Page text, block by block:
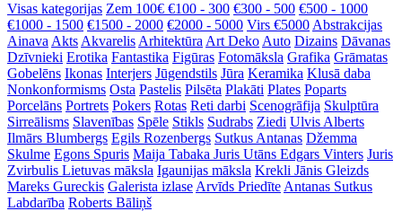
Visas kategorijas Zem 100€ €100 - 300 €300 - 500 €500 - 1000
€1000 - 1500 €1500 - 2000 €2000 - 5000 Virs €5000 Abstrakcijas
Ainava Akts Akvarelis Arhitektūra Art Deko Auto Dizains Dāvanas
Dzīvnieki Erotika Fantastika Figūras Fotomāksla Grafika Grāmatas
Gobelēns Ikonas Interjers Jūgendstils Jūra Keramika Klusā daba
Nonkonformisms Osta Pastelis Pilsēta Plakāti Plates Poparts
Porcelāns Portrets Pokers Rotas Reti darbi Scenogrāfija Skulptūra
Sirreālisms Slavenības Spēle Stikls Sudrabs Ziedi Ulvis Alberts
Ilmārs Blumbergs Egils Rozenbergs Sutkus Antanas Džemma
Skulme Egons Spuris Maija Tabaka Juris Utāns Edgars Vinters Juris
Zvirbulis Lietuvas māksla Igaunijas māksla Krekli Jānis Gleizds
Mareks Gureckis Galerista izlase Arvīds Priedīte Antanas Sutkus
Labdarība Roberts Bāliņš